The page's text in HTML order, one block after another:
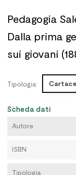
Pedagogia
Dalla prima
sui giovani
Tipologia:
Scheda dati
Autore
ISBN
Tipologia